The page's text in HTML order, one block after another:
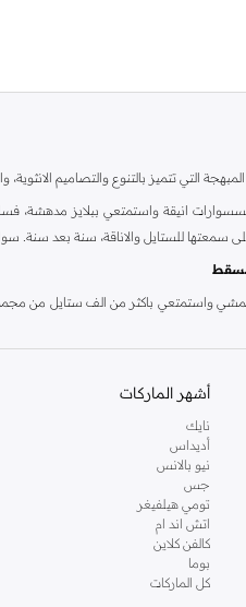
المبهجة التي تتميز بالتنوع والتصاميم
انيقة واستمتعي ببلايز مدهشة،
سمعتها للستايل والاناقة، سنة بعد
مسقط
واستمتعي باكثر من الف ستايل من
أشهر الماركات
نايك
أديداس
نيو بالانس
جس
تومي هيلفيغر
اتش اند ام
كالفن كلاين
بوما
كل الماركات